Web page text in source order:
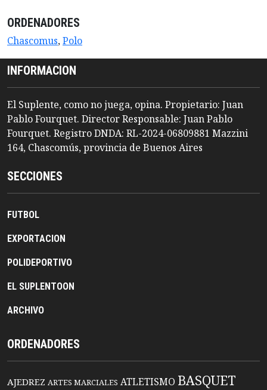
ORDENADORES
Chascomus,Polo
INFORMACION
El Suplente, como no juega, opina. Propietario: Juan
Pablo Fourquet. Director Responsable: Juan Pablo
Fourquet. Registro DNDA: RL-2024-06809881 Mazzini
164, Chascomús, provincia de Buenos Aires
SECCIONES
FUTBOL
EXPORTACION
POLIDEPORTIVO
EL SUPLENTOON
ARCHIVO
ORDENADORES
AJEDREZ ARTES MARCIALES ATLETISMO BASQUET